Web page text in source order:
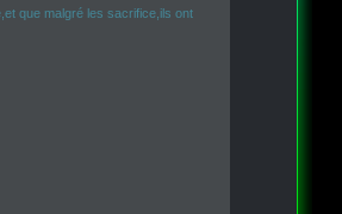
que malgré les sacrifice,ils ont